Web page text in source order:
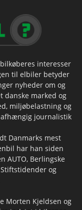
interesser
til elbiler betyder
nyheder om og
marked og
miljøbelastning og
journalistik
Danmarks mest
har han siden
AUTO, Berlingske
og
Morten Kjeldsen og